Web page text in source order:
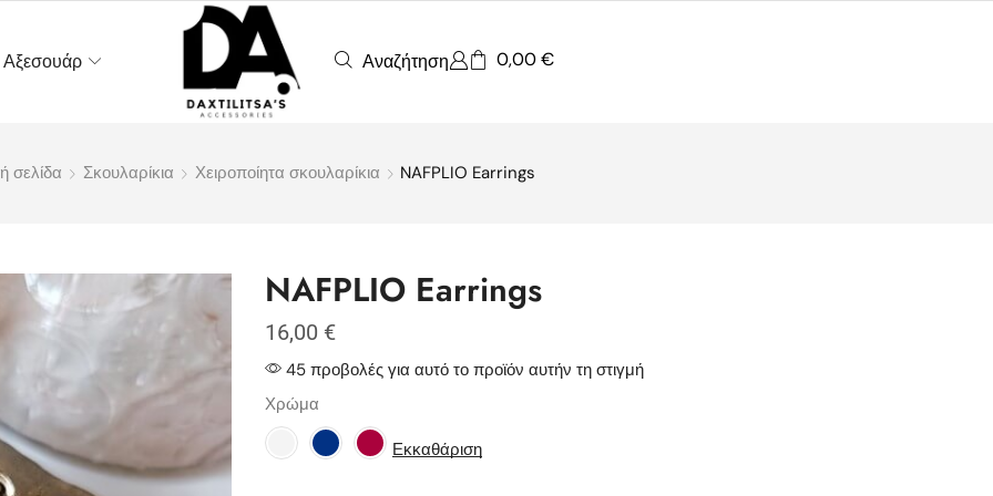
Αξεσουάρ Αναζήτηση 0,00€
σελίδα Σκουλαρίκια Χειροποίητα σκουλαρίκια NAFPLIO Earrings
NAFPLIO Earrings
16,00 €
45 προβολές για αυτό το προϊόν αυτήν τη στιγμή
Χρώμα
Εκκαθάριση